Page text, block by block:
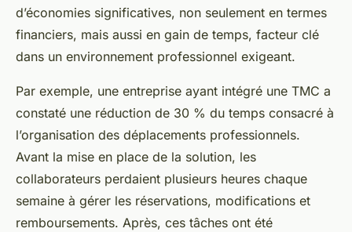
d’économies significatives, non seulement en termes
financiers, mais aussi en gain de temps, facteur clé
dans un environnement professionnel exigeant.
Par exemple, une entreprise ayant intégré une TMC a
constaté une réduction de 30 % du temps consacré à
l’organisation des déplacements professionnels.
Avant la mise en place de la solution, les
collaborateurs perdaient plusieurs heures chaque
semaine à gérer les réservations, modifications et
remboursements. Après, ces tâches ont été